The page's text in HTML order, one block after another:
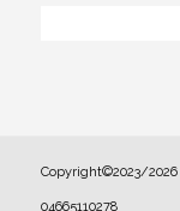
Copyright©2023/2026
04665110278